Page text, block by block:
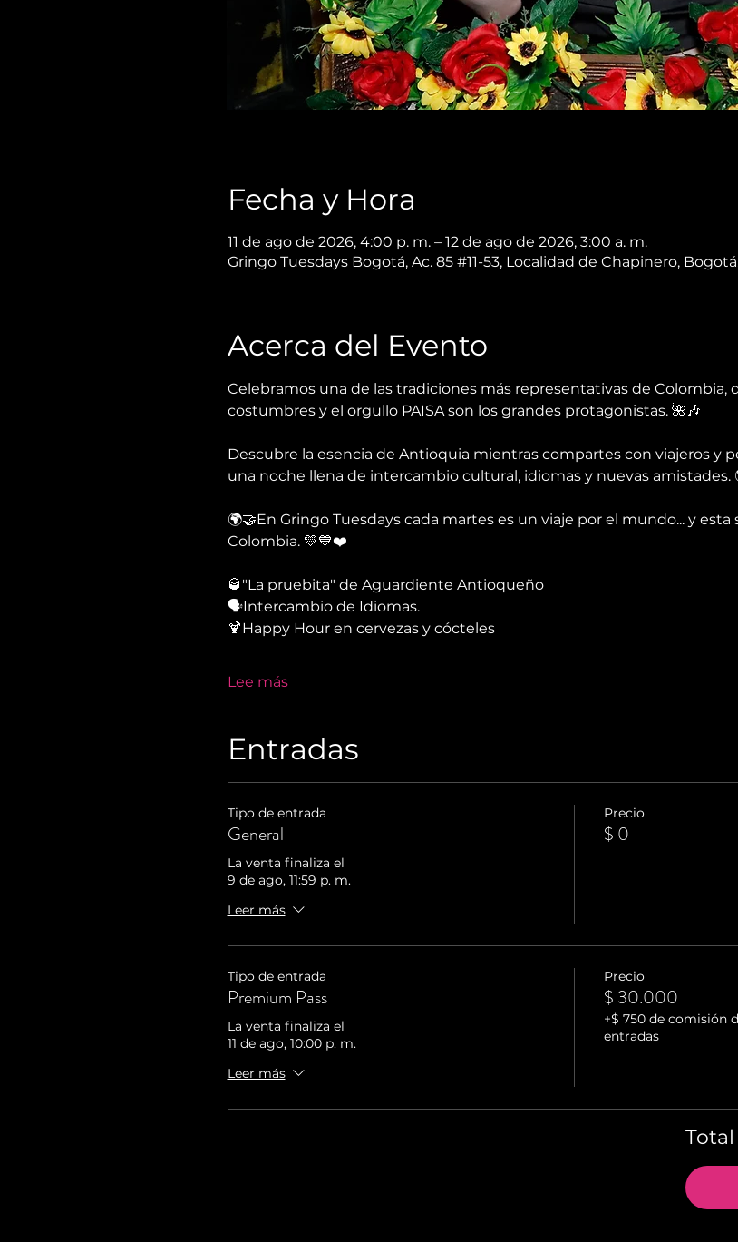
Fecha y Hora
11 de ago de 2026, 4:00 p. m. – 12 de ago de 2026, 3:00 a. m.
Gringo Tuesdays Bogotá, Ac. 85 #11-53, Localidad de Chapinero,
Acerca del Evento
Celebramos una de las tradiciones más representativas de Colombia,
costumbres y el orgullo PAISA son los grandes protagonistas. 🌺🎶
Descubre la esencia de Antioquia mientras compartes con viajeros y
una noche llena de intercambio cultural, idiomas y nuevas amistades.
🌍🤝En Gringo Tuesdays cada martes es un viaje por el mundo... y
Colombia. 💛💙❤️
🥃"La pruebita" de Aguardiente Antioqueño
🗣Intercambio de Idiomas.
🍹Happy Hour en cervezas y cócteles
Lee más
Entradas
Tipo de entrada
General
La venta finaliza el
9 de ago, 11:59 p. m.
Leer más
Precio
$ 0
Tipo de entrada
Premium Pass
La venta finaliza el
11 de ago, 10:00 p. m.
Leer más
Precio
$ 30.000
+$ 750 de comisión
entradas
Total